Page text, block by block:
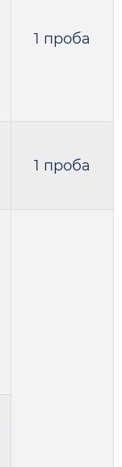
1 проба
1 проба